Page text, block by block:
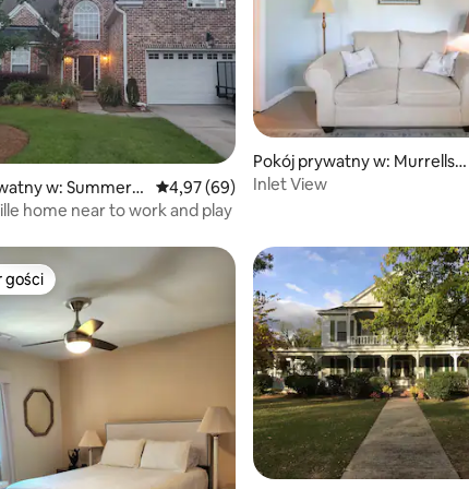
liczba recenzji: 66
w: Summervil
Średnia ocena: 4,97 na 5, liczba recenzji: 69
4,97 (69)
home near to work and play
Pokój prywatny w: Murrells I
nlet
Inlet View
z kategorii Wybór gości
gości